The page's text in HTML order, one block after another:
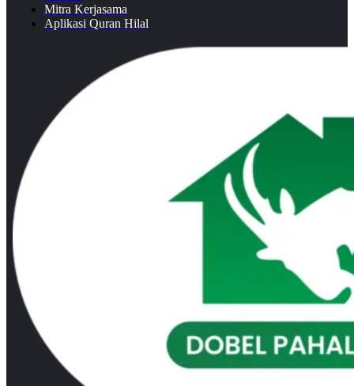
Mitra Kerjasama
Aplikasi Quran Hilal